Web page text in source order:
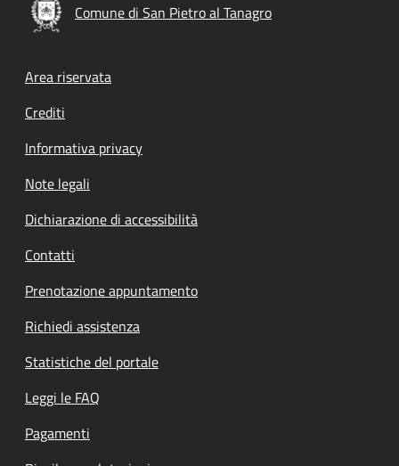
Comune di San Pietro al Tanagro
Footer menu
Area riservata
Crediti
Informativa privacy
Note legali
Dichiarazione di accessibilità
Contatti
Prenotazione appuntamento
Richiedi assistenza
Statistiche del portale
Leggi le FAQ
Pagamenti